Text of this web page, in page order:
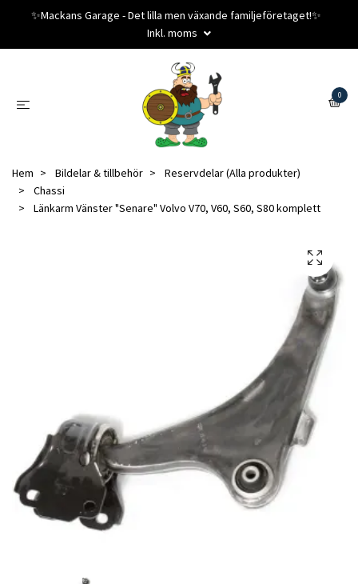
✨️Mackans Garage - Det lilla men växande familjeföretaget!✨️
Inkl. moms
0
Hem Bildelar & tillbehör
Reservdelar (Alla produkter)
Chassi
Länkarm Vänster "Senare" Volvo V70, V60, S60, S80 komplett